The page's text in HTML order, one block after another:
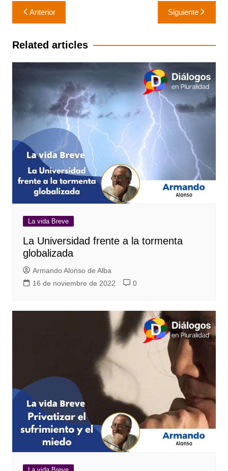
Navegación
de
entradas
Anterior Siguiente
Related articles
La vida Breve
La Universidad frente a la tormenta
globalizada
Armando Alonso de Alba
16 de noviembre de 2022
0